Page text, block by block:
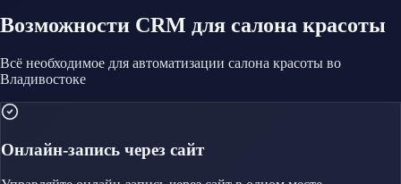
Возможности CRM для салона красоты
Всё необходимое для автоматизации салона красоты во
Владивостоке
Онлайн-запись через сайт